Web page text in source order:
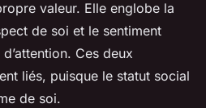
valeur. Elle englobe la
de soi et le sentiment
Ces deux
liés, puisque le statut social
de soi.